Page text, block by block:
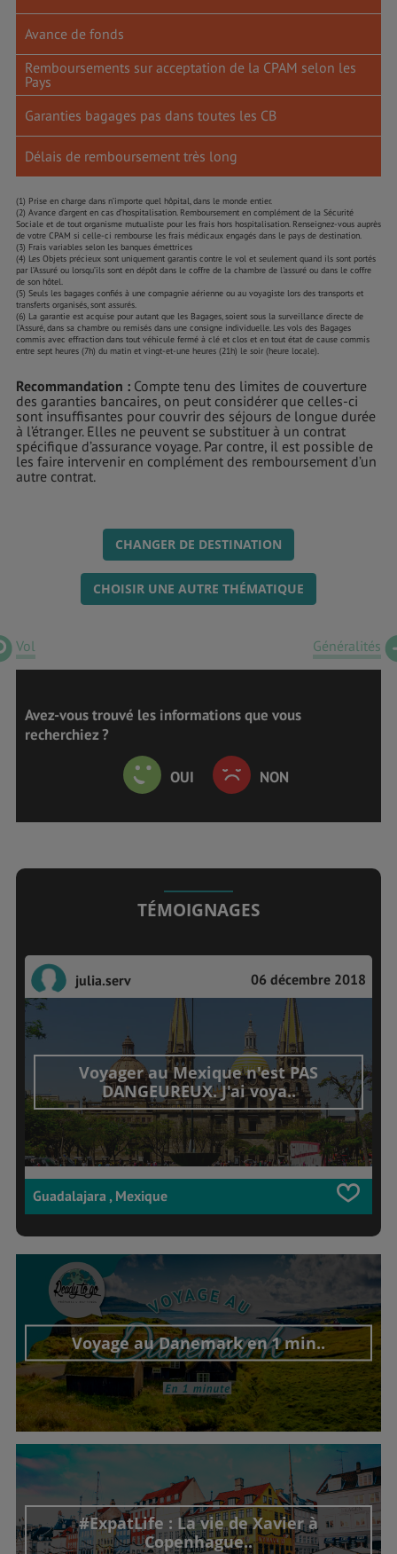
Avance de fonds
Remboursements sur acceptation de la CPAM selon les
Pays
Garanties bagages pas dans toutes les CB
Délais de remboursement très long
(1) Prise en charge dans n’importe quel hôpital, dans le monde entier.
(2) Avance d’argent en cas d’hospitalisation. Remboursement en complément de la Sécurité
Sociale et de tout organisme mutualiste pour les frais hors hospitalisation. Renseignez-vous auprès
de votre CPAM si celle-ci rembourse les frais médicaux engagés dans le pays de destination.
(3) Frais variables selon les banques émettrices
(4) Les Objets précieux sont uniquement garantis contre le vol et seulement quand ils sont portés
par l’Assuré ou lorsqu’ils sont en dépôt dans le coffre de la chambre de l'assuré ou dans le coffre
de son hôtel.
(5) Seuls les bagages confiés à une compagnie aérienne ou au voyagiste lors des transports et
transferts organisés, sont assurés.
(6) La garantie est acquise pour autant que les Bagages, soient sous la surveillance directe de
l’Assuré, dans sa chambre ou remisés dans une consigne individuelle. Les vols des Bagages
commis avec effraction dans tout véhicule fermé à clé et clos et en tout état de cause commis
entre sept heures (7h) du matin et vingt-et-une heures (21h) le soir (heure locale).
Recommandation : Compte tenu des limites de couverture
des garanties bancaires, on peut considérer que celles-ci
sont insuffisantes pour couvrir des séjours de longue durée
à l’étranger. Elles ne peuvent se substituer à un contrat
spécifique d’assurance voyage. Par contre, il est possible de
les faire intervenir en complément des remboursement d’un
autre contrat.
CHANGER DE DESTINATION
CHOISIR UNE AUTRE THÉMATIQUE
Vol Généralités
Avez-vous trouvé les informations que vous
recherchiez ?
OUI NON
TÉMOIGNAGES
julia.serv 06 décembre 2018
Voyager au Mexique n'est PAS
DANGEUREUX. J'ai voya..
Guadalajara , Mexique
Voyage au Danemark en 1 min..
Découvrir cet interview
#ExpatLife : La vie de Xavier à
Copenhague..